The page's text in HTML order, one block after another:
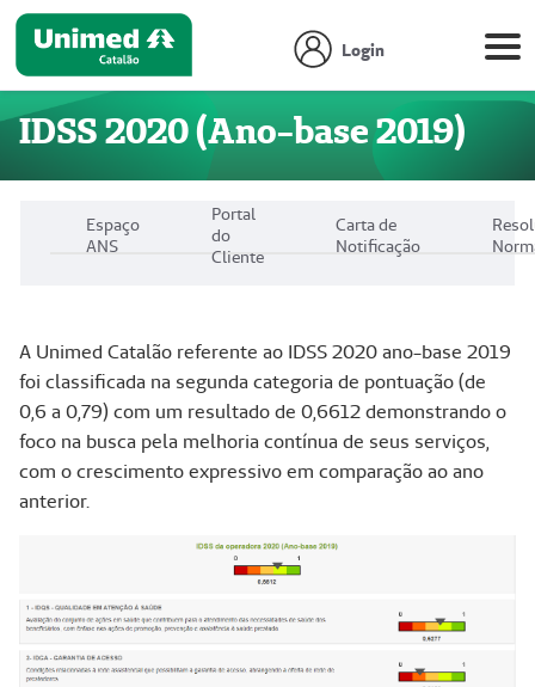
Login
IDSS 2020 (Ano-base 2019)
Espaço
ANS
Portal
do
Cliente
Carta de
Notificação
A Unimed Catalão referente ao IDSS 2020 ano-base 2019
foi classificada na segunda categoria de pontuação (de
0,6 a 0,79) com um resultado de 0,6612 demonstrando o
foco na busca pela melhoria contínua de seus serviços,
com o crescimento expressivo em comparação ao ano
anterior.